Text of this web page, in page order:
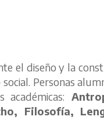
el diseño y la
Personas
Filosofía,